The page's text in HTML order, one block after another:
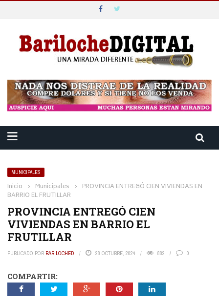
MUNICIPALES
Inicio › Municipales › PROVINCIA ENTREGÓ CIEN VIVIENDAS EN
BARRIO EL FRUTILLAR
PROVINCIA ENTREGÓ CIEN
VIVIENDAS EN BARRIO EL
FRUTILLAR
PUBLICADO POR BARILOCHED 28 OCTUBRE, 2024 882 0
COMPARTIR: